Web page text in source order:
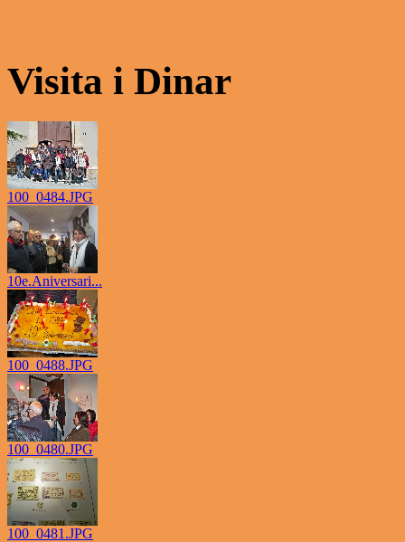
Visita i Dinar
100_0484.JPG
10e.Aniversari...
100_0488.JPG
100_0480.JPG
100_0481.JPG